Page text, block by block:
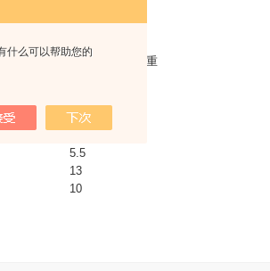
什么可以帮助您的
各种导线。据有体积小、重
5.5
13
10